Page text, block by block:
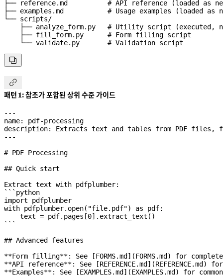
├── reference.md          # API reference (loaded as
├── examples.md           # Usage examples (loaded as
└── scripts/
├── analyze_form.py   # Utility script (executed,
    ├── fill_form.py      # Form filling script
    └── validate.py       # Validation script


패턴 1: 참조가 포함된 상위 수준 가이드
---
name: pdf-processing
description: Extracts text and tables from PDF files,
---
# PDF Processing
## Quick start
Extract text with pdfplumber:
```python
import pdfplumber
with pdfplumber.open( "file.pdf") as pdf:
    text
= pdf.pages[0].extract_text()
```
## Advanced features
**Form filling**: See [FORMS.md ](FORMS.md ) for
**API reference**: See [REFERENCE.md ](REFERENCE.md ) for
**Examples**: See [EXAMPLES.md ](EXAMPLES.md ) for